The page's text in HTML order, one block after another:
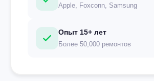
Apple, Foxconn, Samsung
Опыт 15+ лет
Более 50,000 ремонтов